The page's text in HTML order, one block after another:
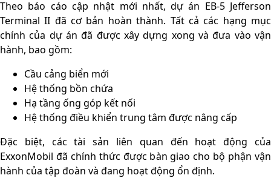
Theo báo cáo cập nhật mới nhất, dự án EB-5 Jefferson
Terminal II đã cơ bản hoàn thành. Tất cả các hạng mục
chính của dự án đã được xây dựng xong và đưa vào vận
hành, bao gồm:
Cầu cảng biển mới
Hệ thống bồn chứa
Hạ tầng ống góp kết nối
Hệ thống điều khiển trung tâm được nâng cấp
Đặc biệt, các tài sản liên quan đến hoạt động của
ExxonMobil đã chính thức được bàn giao cho bộ phận vận
hành của tập đoàn và đang hoạt động ổn định.